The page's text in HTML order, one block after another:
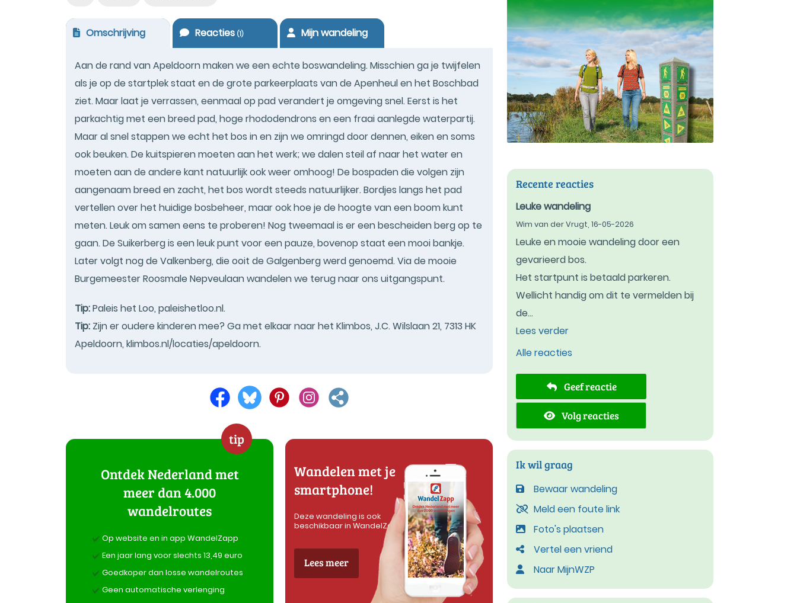
Omschrijving Reacties(1) Mijn wandeling
Aan de rand van Apeldoorn maken we een echte boswandeling. Misschien ga je twijfelen
als je op de startplek staat en de grote parkeerplaats van de Apenheul en het Boschbad
ziet. Maar laat je verrassen, eenmaal op pad verandert je omgeving snel. Eerst is het
parkachtig met een breed pad, hoge rhododendrons en een fraai aanlegde waterpartij.
Maar al snel stappen we echt het bos in en zijn we omringd door dennen, eiken en soms
ook beuken. De kuitspieren moeten aan het werk; we dalen steil af naar het water en
moeten aan de andere kant natuurlijk ook weer omhoog! De bospaden die volgen zijn
aangenaam breed en zacht, het bos wordt steeds natuurlijker. Bordjes langs het pad
vertellen over het huidige bosbeheer, maar ook hoe je de hoogte van een boom kunt
meten. Leuk om samen eens te proberen! Nog tweemaal is er een bescheiden berg op te
gaan. De Suikerberg is een leuk punt voor een pauze, bovenop staat een mooi bankje.
Later volgt nog de Valkenberg, die ooit de Galgenberg werd genoemd. Via de mooie
Burgemeester Roosmale Nepveulaan wandelen we terug naar ons uitgangspunt.
Tip:Paleis het Loo, paleishetloo.nl.
Tip: Zijn er oudere kinderen mee? Ga met elkaar naar het Klimbos, J.C. Wilslaan 21, 7313 HK
Apeldoorn, klimbos.nl/locaties/apeldoorn.
tip
Ontdek Nederland met
meer dan 4.000
wandelroutes
Op website en in app WandelZapp
Een jaar lang voor slechts 13,49 euro
Goedkoper dan losse wandelroutes
Geen automatische verlenging
Wandelen met je
smartphone!
Deze wandeling is ook
beschikbaar in WandelZapp
Lees meer
Recente reacties
Leuke wandeling
Wim van der Vrugt, 16-05-2026
Leuke en mooie wandeling door een
gevarieerd bos.
Het startpunt is betaald parkeren.
Wellicht handig om dit te vermelden bij
de...
Lees verder
Alle reacties
Geef reactie
Volg reacties
Ik wil graag
Bewaar wandeling
Meld een foute link
Foto's plaatsen
Vertel een vriend
Naar MijnWZP